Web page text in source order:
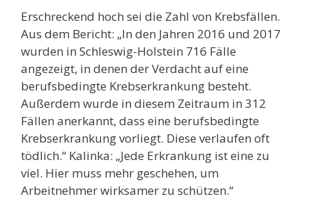
Erschreckend hoch sei die Zahl von Krebsfällen.
Aus dem Bericht: „In den Jahren 2016 und 2017
wurden in Schleswig-Holstein 716 Fälle
angezeigt, in denen der Verdacht auf eine
berufsbedingte Krebserkrankung besteht.
Außerdem wurde in diesem Zeitraum in 312
Fällen anerkannt, dass eine berufsbedingte
Krebserkrankung vorliegt. Diese verlaufen oft
tödlich.“ Kalinka: „Jede Erkrankung ist eine zu
viel. Hier muss mehr geschehen, um
Arbeitnehmer wirksamer zu schützen.“